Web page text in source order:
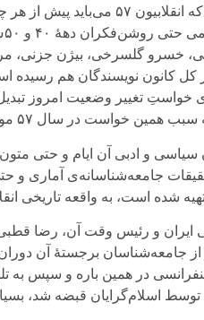
چه بسیار این سخنی پر
گلسرخی، بیژن جزنی،
خواستِ تغییر وضعیت امروز
در سال ۵۷ مورد شماتت قرار می‌دهند.
و رئیس وقت آن، رضا قطبی،
جامعه‌شناسان برجستۀ آن
ابتدا در کنفرانسی در همین
توسط اسلام‌گرایان قبضه شد،